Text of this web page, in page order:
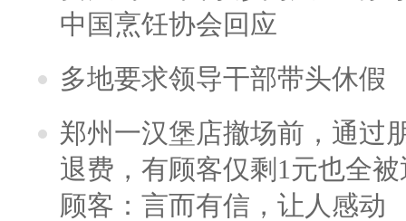
中国烹饪协会回应
多地要求领导干部带头休假
郑州一汉堡店撤场前，通过
退费，有顾客仅剩1元也全
顾客：言而有信，让人感动